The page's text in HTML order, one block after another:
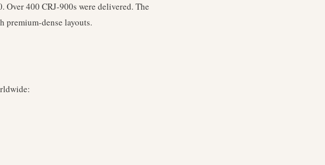
400 CRJ-900s were delivered. The
premium-dense layouts.
: